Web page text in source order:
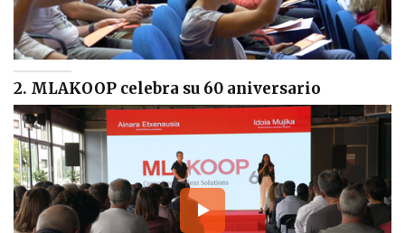
2. MLAKOOP celebra su 60 aniversario